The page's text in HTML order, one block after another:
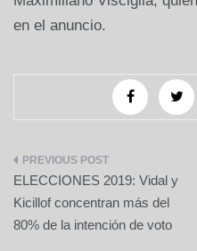
en el anuncio.
Navegación
de
entradas
ELECCIONES 2019: Vidal y
Kicillof concentran más del
80% de la intención de voto